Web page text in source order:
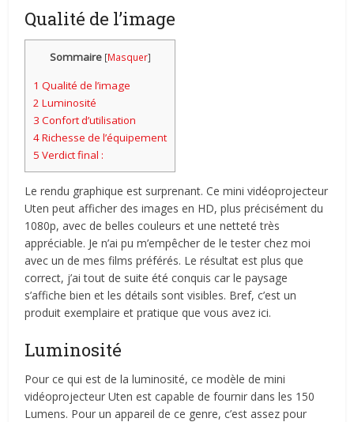
Qualité de l’image
Sommaire [Masquer]
1 Qualité de l’image
2 Luminosité
3 Confort d’utilisation
4Richesse de l’équipement
5 Verdict final :
Le rendu graphique est surprenant. Ce mini vidéoprojecteur
Uten peut afficher des images en HD, plus précisément du
1080p, avec de belles couleurs et une netteté très
appréciable. Je n’ai pu m’empêcher de le tester chez moi
avec un de mes films préférés. Le résultat est plus que
correct, j’ai tout de suite été conquis car le paysage
s’affiche bien et les détails sont visibles. Bref, c’est un
produit exemplaire et pratique que vous avez ici.
Luminosité
Pour ce qui est de la luminosité, ce modèle de mini
vidéoprojecteur Uten est capable de fournir dans les 150
Lumens. Pour un appareil de ce genre, c’est assez pour